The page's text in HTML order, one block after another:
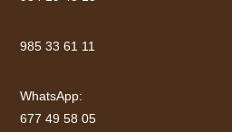
985 33 61 11
WhatsApp:
677 49 58 05